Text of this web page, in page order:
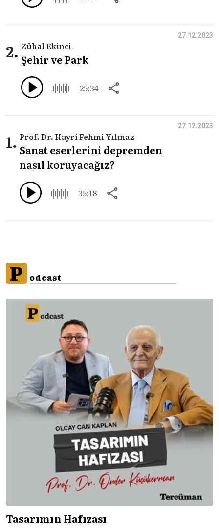
2. Zühal Ekinci
Şehir ve Park
25:34
27.12.2023
1. Prof. Dr. Hayri Fehmi Yılmaz
Sanat eserlerini depremden
nasıl koruyacağız?
35:18
27.12.2023
P odcast
Tasarımın Hafızası